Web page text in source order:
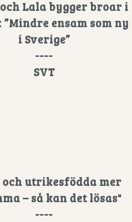
Lala bygger broar i
ensam som ny
i Sverige”
----
SVT
och utrikesfödda mer
– så kan det lösas"
----